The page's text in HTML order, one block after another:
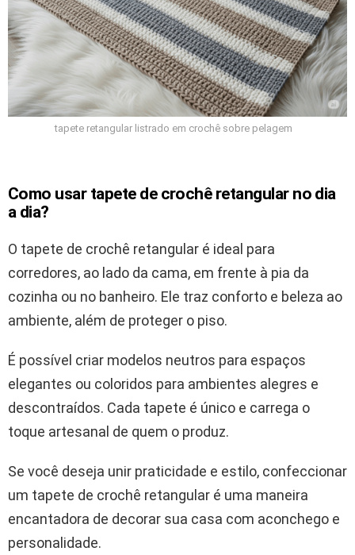
tapete retangular listrado em crochê sobre pelagem
Como usar tapete de crochê retangular no dia
a dia?
O tapete de crochê retangular é ideal para
corredores, ao lado da cama, em frente à pia da
cozinha ou no banheiro. Ele traz conforto e beleza ao
ambiente, além de proteger o piso.
É possível criar modelos neutros para espaços
elegantes ou coloridos para ambientes alegres e
descontraídos. Cada tapete é único e carrega o
toque artesanal de quem o produz.
Se você deseja unir praticidade e estilo, confeccionar
um tapete de crochê retangular é uma maneira
encantadora de decorar sua casa com aconchego e
personalidade.